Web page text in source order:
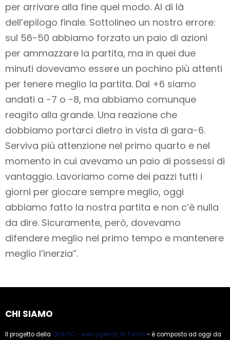
per arrivare alla fine quel modo. Al di là
dell’epilogo finale. Sottolineo un nostro errore:
sul 56-50 abbiamo forzato un paio di azioni
per ammazzare la partita, ma in quei due
minuti dovevamo essere un pochino più attenti
per tenere meglio la partita. Dal +6 siamo
andati a -7 o -8, ma abbiamo comunque
reagito alla grande. Una reazione che
dobbiamo portarci dietro in vista di gara-6.
Serviva più attenzione nel primo quarto e nel
momento in cui avevamo un paio di possessi di
vantaggio. Lavoriamo come dei pazzi tutti i
giorni per giocare sempre meglio, oggi
abbiamo fatto la nostra partita e non c’è nulla
da dire. Sicuramente, però, dovevamo
difendere meglio nel primo tempo e mantenere
meglio l’inerzia”.
CHI SIAMO
Il progetto della QUATIO - web agency di Torino- è composto ad oggi da